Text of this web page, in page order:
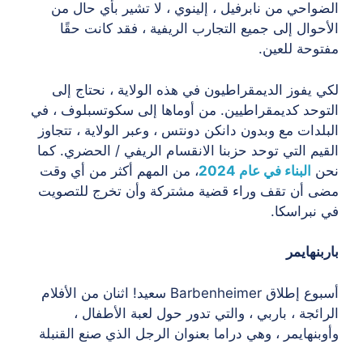
الضواحي من نابرفيل ، إلينوي ، لا تشير بأي حال من
الأحوال إلى جميع التجارب الريفية ، فقد كانت حقًا
مفتوحة للعين.
لكي يفوز الديمقراطيون في هذه الولاية ، نحتاج إلى
التوحد كديمقراطيين. من أوماها إلى سكوتسبلوف ، في
البلدات مع وبدون دانكن دونتس ، وعبر الولاية ، تتجاوز
القيم التي توحد حزبنا الانقسام الريفي / الحضري. كما
نحن البناء في عام 2024
، من المهم أكثر من أي وقت
مضى أن تقف وراء قضية مشتركة وأن تخرج للتصويت
في نبراسكا.
باربنهايمر
أسبوع إطلاق Barbenheimer سعيد! اثنان من الأفلام
الرائجة ، باربي ، والتي تدور حول لعبة الأطفال ،
وأوبنهايمر ، وهي دراما بعنوان الرجل الذي صنع القنبلة